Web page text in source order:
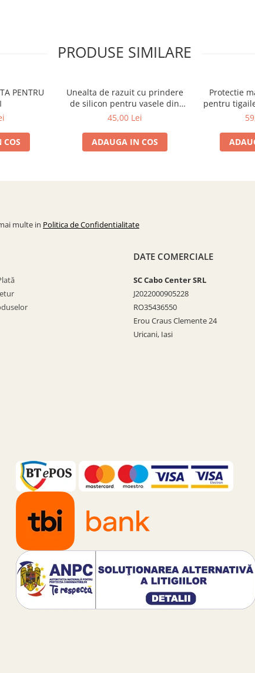
PRODUSE SIMILARE
PENTRU
Unealta de razuit cu prindere
de silicon pentru vasele din
fonta Lodge Deluxe L-
45,00 Lei
ADAUGA IN COS
Protectie
pentru
multe in Politica de Confidentialitate
DATE COMERCIALE
SC Cabo Center SRL
J2022000905228
RO35436550
Erou Craus Clemente 24
Uricani, Iasi